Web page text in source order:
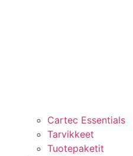
Cartec Essentials
Tarvikkeet
Tuotepaketit